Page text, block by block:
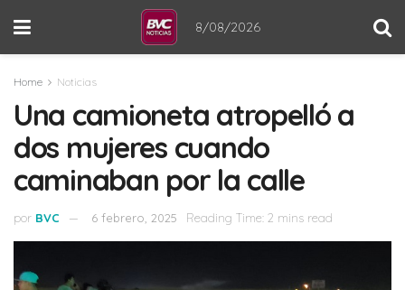
8/08/2026
Home Noticias
Una camioneta atropelló a
dos mujeres cuando
caminaban por la calle
por BVC 6 febrero, 2025 Reading Time: 2 mins read